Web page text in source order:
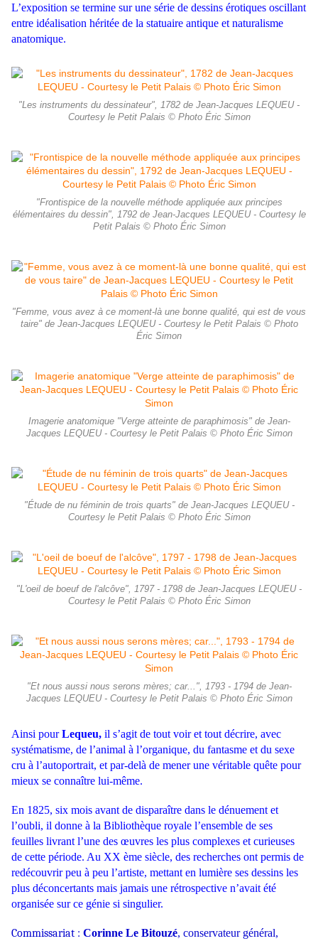
L’exposition se termine sur une série de dessins érotiques oscillant
entre idéalisation héritée de la statuaire antique et naturalisme
anatomique.
"Les instruments du dessinateur", 1782 de Jean-Jacques LEQUEU -
Courtesy le Petit Palais © Photo Éric Simon
"Frontispice de la nouvelle méthode appliquée aux principes
élémentaires du dessin", 1792 de Jean-Jacques LEQUEU - Courtesy le
Petit Palais © Photo Éric Simon
"Femme, vous avez à ce moment-là une bonne qualité, qui est de vous
taire" de Jean-Jacques LEQUEU - Courtesy le Petit Palais © Photo
Éric Simon
Imagerie anatomique "Verge atteinte de paraphimosis" de Jean-
Jacques LEQUEU - Courtesy le Petit Palais © Photo Éric Simon
"Étude de nu féminin de trois quarts" de Jean-Jacques LEQUEU -
Courtesy le Petit Palais © Photo Éric Simon
"L'oeil de boeuf de l'alcôve", 1797 - 1798 de Jean-Jacques LEQUEU -
Courtesy le Petit Palais © Photo Éric Simon
"Et nous aussi nous serons mères; car...", 1793 - 1794 de Jean-
Jacques LEQUEU - Courtesy le Petit Palais © Photo Éric Simon
Ainsi pourLequeu, il s’agit de tout voir et tout décrire, avec
systématisme, de l’animal à l’organique, du fantasme et du sexe
cru à l’autoportrait, et par-delà de mener une véritable quête pour
mieux se connaître lui-même.
En 1825, six mois avant de disparaître dans le dénuement et
l’oubli, il donne à la Bibliothèque royale l’ensemble de ses
feuilles livrant l’une des œuvres les plus complexes et curieuses
de cette période. Au XX ème siècle, des recherches ont permis de
redécouvrir peu à peu l’artiste, mettant en lumière ses dessins les
plus déconcertants mais jamais une rétrospective n’avait été
organisée sur ce génie si singulier.
Commissariat : Corinne Le Bitouzé, conservateur général,